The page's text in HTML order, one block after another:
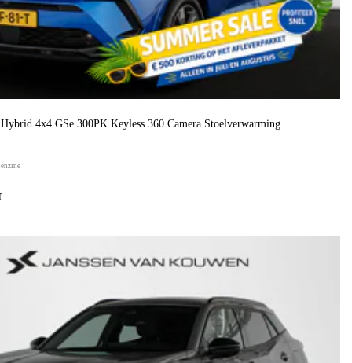
4x4 GSe 300PK Keyless 360 Camera Stoelverwarming